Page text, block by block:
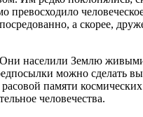
а скорее,
Они населили Землю
можно сделать
памяти космических
человечества.